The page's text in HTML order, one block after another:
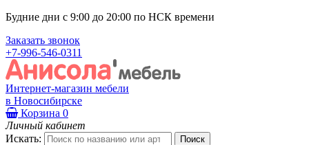
Будние дни с 9:00 до 20:00 по НСК времени
Заказать звонок
+7-996-546-0311
Интернет-магазин мебели
в Новосибирске
Корзина 0
Личный кабинет
Искать: